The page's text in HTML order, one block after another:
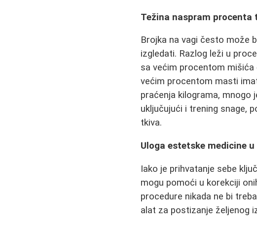
Težina naspram procenta
Brojka na vagi često može
izgledati. Razlog leži u
sa većim procentom
većim procentom masti
praćenja kilograma, mnogo
uključujući i trening snage,
tkiva.
Uloga estetske medicine
Iako je prihvatanje sebe
mogu pomoći u korekciji
procedure nikada ne bi
alat za postizanje željenog